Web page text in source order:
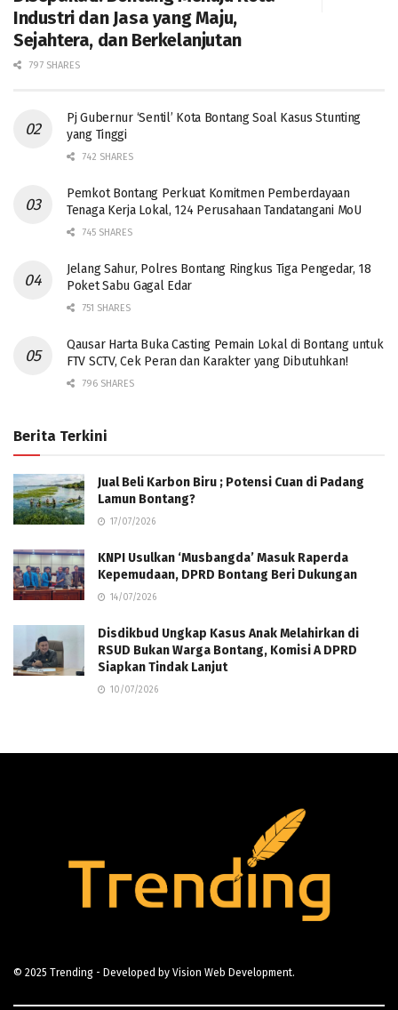
Industri dan Jasa yang Maju,
Sejahtera, dan Berkelanjutan
797 SHARES
Pj Gubernur ‘Sentil’ Kota Bontang Soal Kasus Stunting
yang Tinggi
742 SHARES
Pemkot Bontang Perkuat Komitmen Pemberdayaan
Tenaga Kerja Lokal, 124 Perusahaan Tandatangani MoU
745 SHARES
Jelang Sahur, Polres Bontang Ringkus Tiga Pengedar, 18
Poket Sabu Gagal Edar
751 SHARES
Qausar Harta Buka Casting Pemain Lokal di Bontang untuk
FTV SCTV, Cek Peran dan Karakter yang Dibutuhkan!
796 SHARES
Berita Terkini
Jual Beli Karbon Biru ; Potensi Cuan di Padang
Lamun Bontang?
17/07/2026
KNPI Usulkan ‘Musbangda’ Masuk Raperda
Kepemudaan, DPRD Bontang Beri Dukungan
14/07/2026
Disdikbud Ungkap Kasus Anak Melahirkan di
RSUD Bukan Warga Bontang, Komisi A DPRD
Siapkan Tindak Lanjut
10/07/2026
© 2025 Trending - Developed by Vision Web Development.